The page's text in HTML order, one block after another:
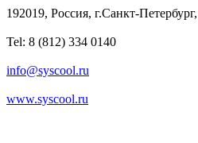
192019, Россия, г.Санкт-
Tel: 8 (812) 334 0140
info@syscool.ru
www.syscool.ru